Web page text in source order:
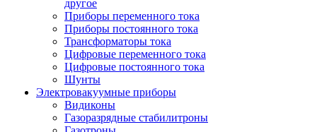
другое
Приборы переменного тока
Приборы постоянного тока
Трансформаторы тока
Цифровые переменного тока
Цифровые постоянного тока
Шунты
Электровакуумные приборы
Видиконы
Газоразрядные стабилитроны